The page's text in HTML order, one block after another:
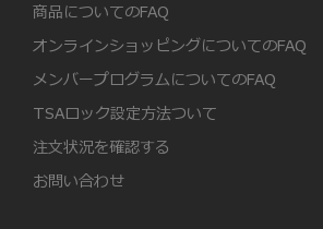
商品についてのFAQ
オンラインショッピングについてのFAQ
メンバープログラムについてのFAQ
TSAロック設定方法ついて
注文状況を確認する
お問い合わせ